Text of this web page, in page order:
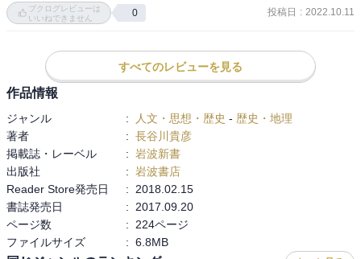
ブクログレビューは
いいねできません
0 投稿日 : 2022.10.11
すべてのレビューを見る
作品情報
ジャンル : 人文・思想・歴史 - 歴史・地理
著者
: 長谷川貴彦
掲載誌・レーベル
: 岩波新書
出版社
: 岩波書店
Reader Store発売日
:
2018.02.15
書誌発売日
:
2017.09.20
ページ数
:
224ページ
ファイルサイズ
: 6.8MB